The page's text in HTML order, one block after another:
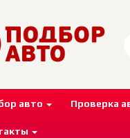
авто Проверка